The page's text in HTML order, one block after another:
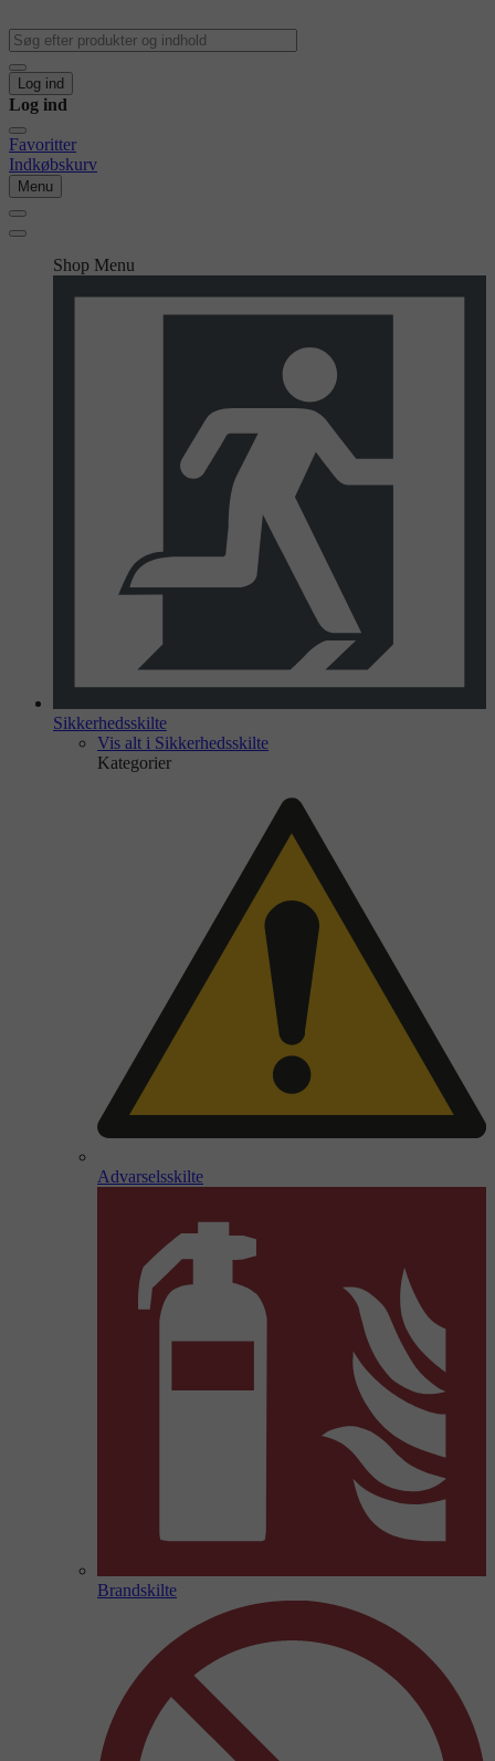
Log ind
Log ind
Favoritter
Indkøbskurv
Menu
Shop Menu
Sikkerhedsskilte
Vis alt i Sikkerhedsskilte
Kategorier
Advarselsskilte
Brandskilte